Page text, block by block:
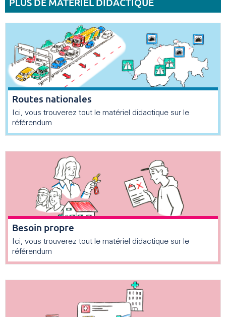
Routes nationales
Ici, vous trouverez tout le matériel didactique sur le
référendum
Besoin propre
Ici, vous trouverez tout le matériel didactique sur le
référendum